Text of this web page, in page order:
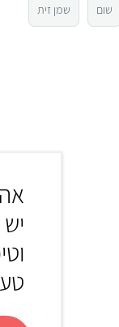
שום שמן זית